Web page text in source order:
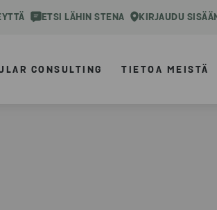
ETSI LÄHIN STENA KIRJAUDU
CONSULTING TIETOA MEISTÄ